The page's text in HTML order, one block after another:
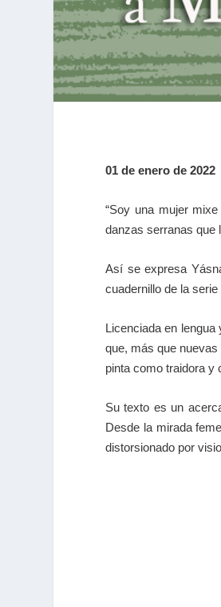
01 de enero de 2022
“Soy una mujer
danzas serranas que
Así se expresa
cuadernillo de la
Licenciada en
que, más que
pinta como traidora y
Su texto es un
Desde la mirada
distorsionado por